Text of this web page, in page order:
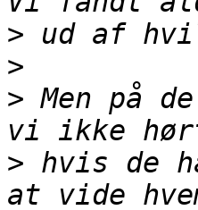
>
>
> Men på
> hvis de